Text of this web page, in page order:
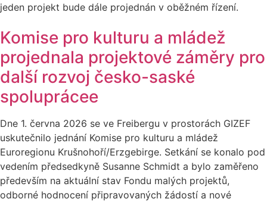
jeden projekt bude dále projednán v oběžném řízení.
Komise pro kulturu a mládež
projednala projektové záměry pro
další rozvoj česko-saské
spoluprácee
Dne 1. června 2026 se ve Freibergu v prostorách GIZEF
uskutečnilo jednání Komise pro kulturu a mládež
Euroregionu Krušnohoří/Erzgebirge. Setkání se konalo pod
vedením předsedkyně Susanne Schmidt a bylo zaměřeno
především na aktuální stav Fondu malých projektů,
odborné hodnocení připravovaných žádostí a nové